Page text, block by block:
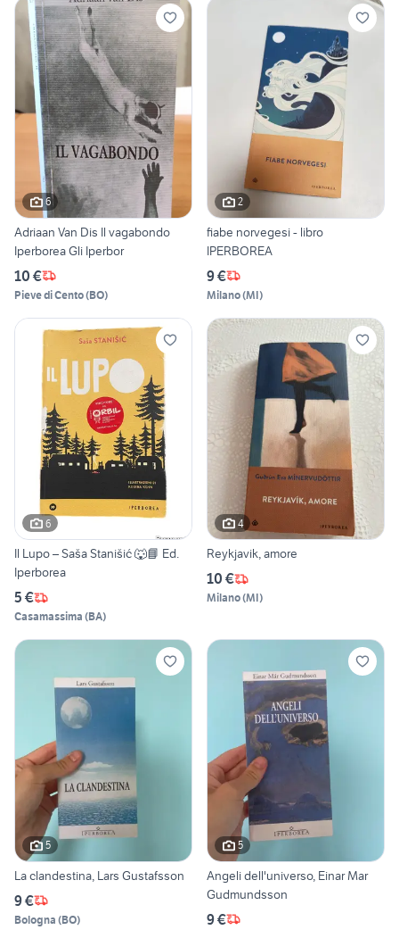
6
Adriaan Van Dis Il vagabondo
Iperborea Gli Iperbor
10 €
Pieve di Cento(BO)
2
fiabe norvegesi - libro
IPERBOREA
9 €
Milano(MI)
6
Il Lupo – Saša Stanišić 🐺📘 Ed.
Iperborea
5 €
Casamassima (BA)
4
Reykjavik, amore
10 €
Milano(MI)
5
La clandestina, Lars Gustafsson
9 €
Bologna (BO)
5
Angeli dell'universo, Einar Mar
Gudmundsson
9 €